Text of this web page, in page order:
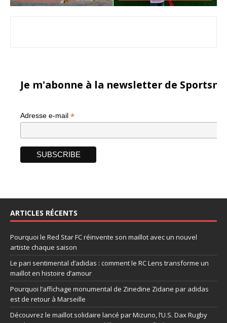
Je m'abonne à la newsletter de
Adresse e-mail *
ARTICLES RÉCENTS
Pourquoi le Red Star FC réinvente son maillot avec un nouvel
artiste chaque saison
Le pari sentimental d’adidas : comment le RC Lens transforme un
maillot en histoire d’amour
Pourquoi l’affichage monumental de Zinedine Zidane par adidas
est de retour à Marseille
Découvrez le maillot solidaire lancé par Mizuno, l’U.S. Dax Rugby